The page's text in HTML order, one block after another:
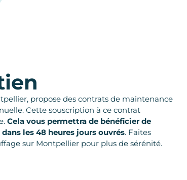
propose des contrats de maintenance
Cette souscription à ce contrat
Cela vous permettra de bénéficier de
les 48 heures jours ouvrés. Faites
sur Montpellier pour plus de sérénité.